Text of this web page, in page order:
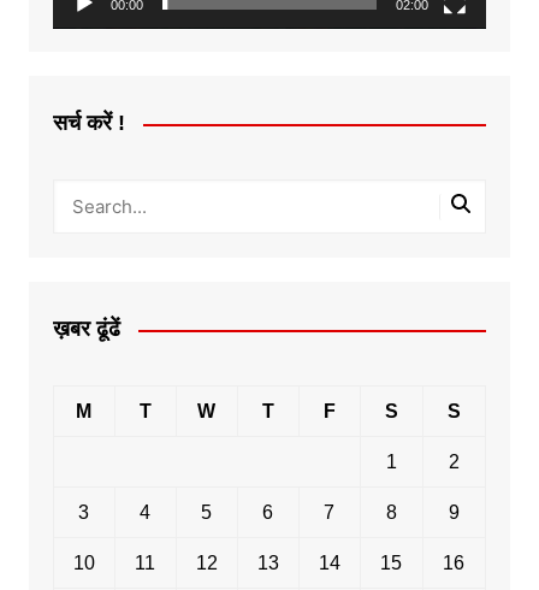
00:00 02:00
सर्च करें !
ख़बर ढूंढें
M T W T F S S
1 2
3 4 5 6 7 8 9
10 11 12 13 14 15 16